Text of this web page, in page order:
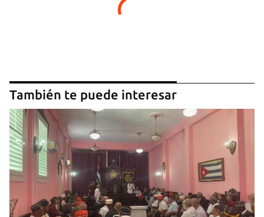
También te puede interesar